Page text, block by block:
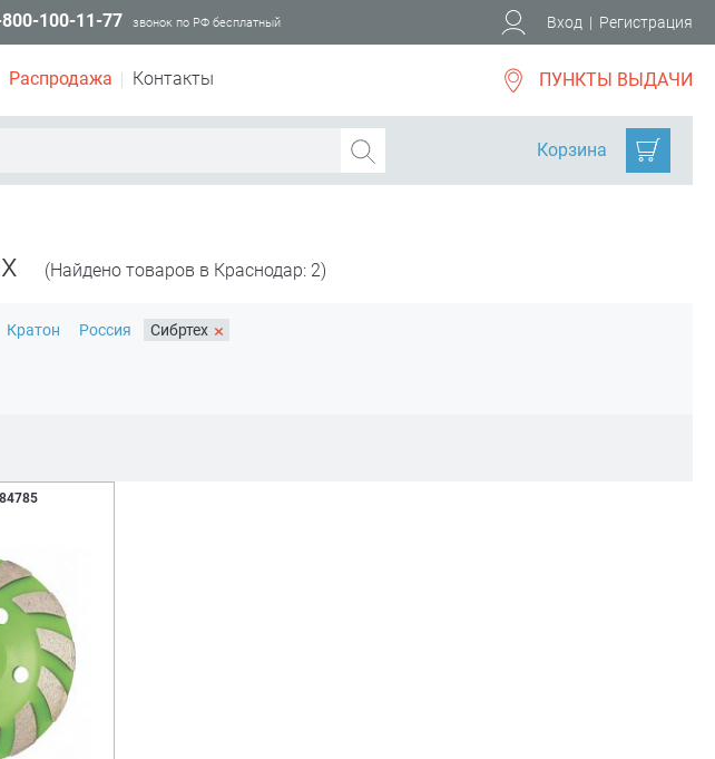
100-11-77 звонок по РФ бесплатный Вход | Регистрация
Распродажа Контакты ПУНКТЫ ВЫДАЧИ
Корзина
(Найдено товаров в Краснодар: 2)
Кратон Россия Сибртех ×